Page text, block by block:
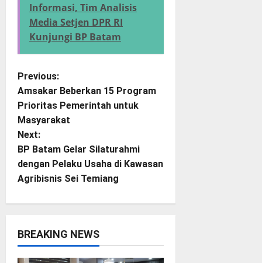
Informasi, Tim Analisis
Media Setjen DPR RI
Kunjungi BP Batam
P
o
s
t
n
a
v
i
Previous:
Amsakar Beberkan 15 Program
Prioritas Pemerintah untuk
Masyarakat
Next:
BP Batam Gelar Silaturahmi
dengan Pelaku Usaha di Kawasan
Agribisnis Sei Temiang
BREAKING NEWS